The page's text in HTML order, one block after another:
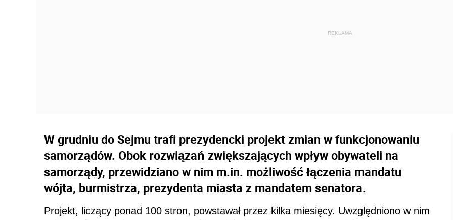
W grudniu do Sejmu trafi prezydencki projekt zmian w funkcjonowaniu
samorządów. Obok rozwiązań zwiększających wpływ obywateli na
samorządy, przewidziano w nim m.in. możliwość łączenia mandatu
wójta, burmistrza, prezydenta miasta z mandatem senatora.
Projekt, liczący ponad 100 stron, powstawał przez kilka miesięcy. Uwzględniono w nim